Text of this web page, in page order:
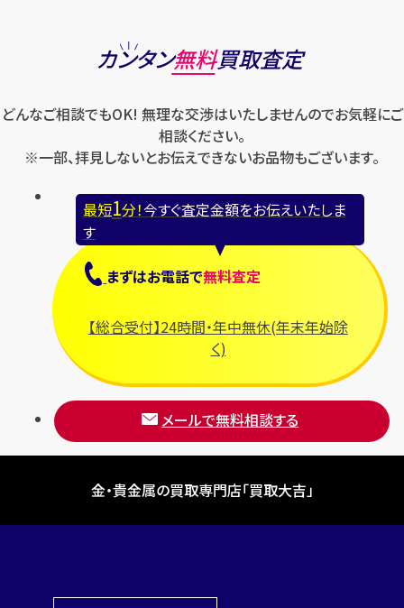
スウォッチ
ゼニス
セリーヌ
ハリー・ウィンストン
フェラガモ
フェンディ
ブライトリング
プラダ
フランク ミュラー
ブレゲ
ロエベ
ロンジン
カンタン無料買取査定
どんなご相談でもOK! 無理な交渉はいたしませんのでお気軽にご
相談ください。
※一部、拝見しないとお伝えできないお品物もございます。
最短1分！今すぐ査定金額をお伝えいたしま
す
まずはお電話で無料査定
【総合受付】24時間・年中無休(年末年始除
く)
メールで無料相談する
金・貴金属の買取専門店「買取大吉」